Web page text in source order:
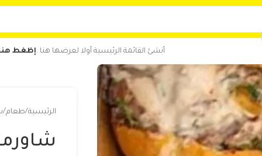
أنشئ القائمة الرئيسية أولا لعرضها هنا .إظغط
الرئيسية طعام